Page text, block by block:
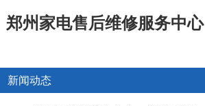
郑州家电售后维修服务中心
新闻动态